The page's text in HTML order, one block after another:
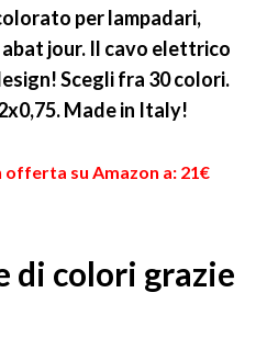
per lampadari,
abat jour. Il cavo elettrico
Scegli fra 30 colori.
Made in Italy!
offerta su Amazon a: 21€
di colori grazie